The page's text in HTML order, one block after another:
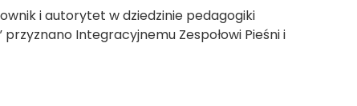
i autorytet w dziedzinie pedagogiki
Integracyjnemu Zespołowi Pieśni i